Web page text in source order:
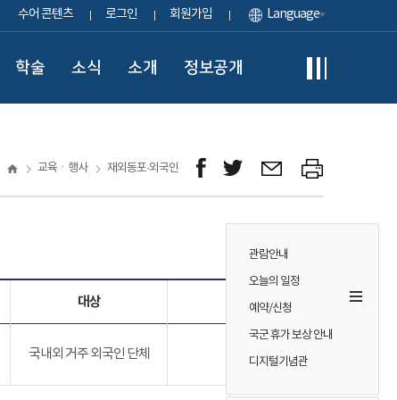
수어 콘텐츠 로그인 회원가입 Language
학술 소식 소개 정보공개
관람안내
오늘의 일정
예약/신청
국군 휴가 보상 안내
디지털기념관
교육ㆍ행사 재외동포·외국인
대상 참가비
국내외 거주 외국인 단체 무료